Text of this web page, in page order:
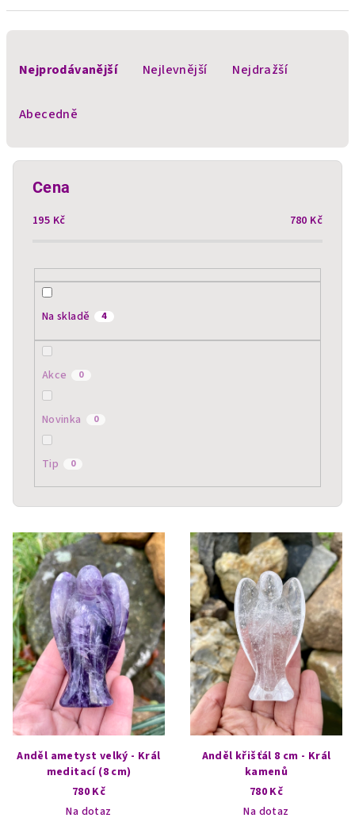
Nejprodávanější Nejlevnější Nejdražší
Abecedně
Cena
195 Kč 780 Kč
Na skladě 4
Akce 0
Novinka 0
Tip 0
V
ý
p
s
p
r
o
d
u
Anděl ametyst velký - Král
meditací (8 cm)
780 Kč
Na dotaz
Anděl křišťál 8 cm - Král
kamenů
780 Kč
Na dotaz